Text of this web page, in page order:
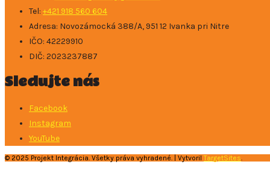
Tel: +421 918 560 604
Adresa: ​Novozámocká 388/A, 951 12 Ivanka pri Nitre
IČO: 42229910
DIČ: 2023237887
Sledujte nás
Facebook
Instagram
YouTube
© 2025 Projekt Integrácia. Všetky práva vyhradené. | VytvorilTargetSites.